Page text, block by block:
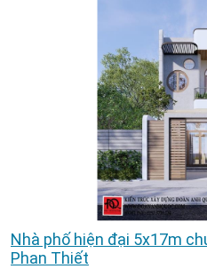
Nhà phố hiện đại 5x17m
Phan Thiết